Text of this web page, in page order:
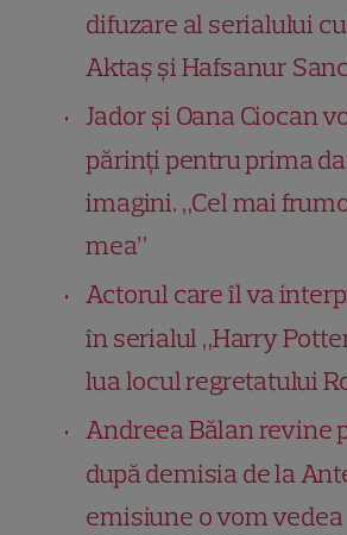
difuzare al serialului
Aktaș și Hafsanur
Jador și Oana Ciocan
părinți pentru prima
imagini. „Cel mai
mea”
Actorul care îl va
în serialul „Harry
lua locul regretatului
Andreea Bălan revine
după demisia de la
emisiune o vom vedea